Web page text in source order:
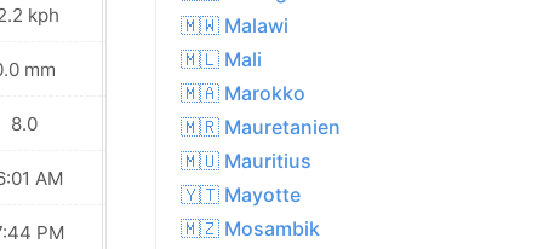
kph
mm
8.0
AM
PM
13.3 kph
0.0 mm
8.0
06:02 AM
07:42 PM
🇲🇼 Malawi
🇲🇱 Mali
🇲🇦 Marokko
🇲🇷 Mauretanien
🇲🇺 Mauritius
🇾🇹 Mayotte
🇲🇿 Mosambik